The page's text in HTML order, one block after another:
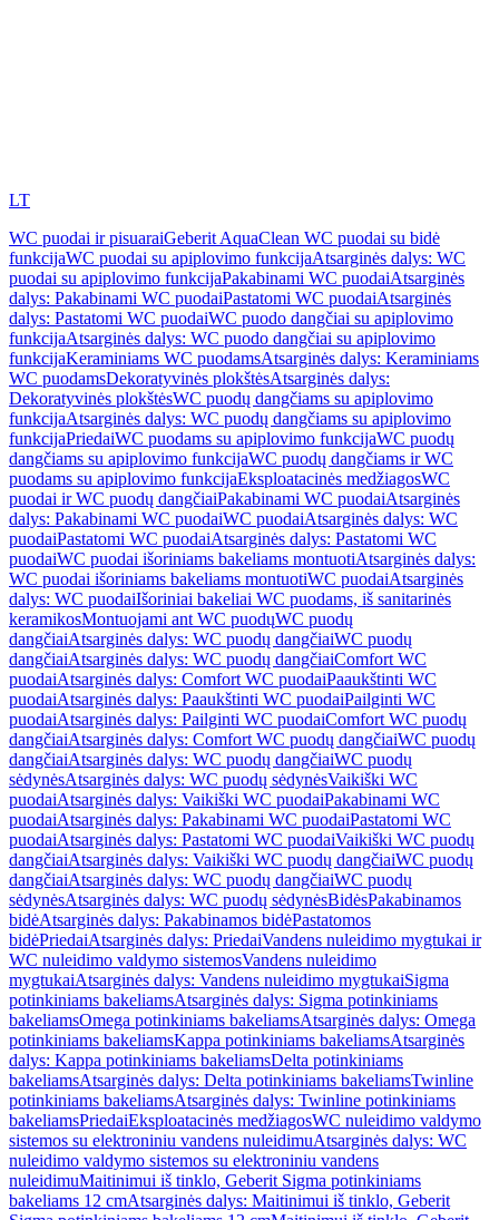
LT
WC puodai ir pisuaraiGeberit AquaClean WC puodai su bidė
funkcijaWC puodai su apiplovimo funkcijaAtsarginės dalys: WC
puodai su apiplovimo funkcijaPakabinami WC puodaiAtsarginės
dalys: Pakabinami WC puodaiPastatomi WC puodaiAtsarginės
dalys: Pastatomi WC puodaiWC puodo dangčiai su apiplovimo
funkcijaAtsarginės dalys: WC puodo dangčiai su apiplovimo
funkcijaKeraminiams WC puodamsAtsarginės dalys: Keraminiams
WC puodamsDekoratyvinės plokštėsAtsarginės dalys:
Dekoratyvinės plokštėsWC puodų dangčiams su apiplovimo
funkcijaAtsarginės dalys: WC puodų dangčiams su apiplovimo
funkcijaPriedaiWC puodams su apiplovimo funkcijaWC puodų
dangčiams su apiplovimo funkcijaWC puodų dangčiams ir WC
puodams su apiplovimo funkcijaEksploatacinės medžiagosWC
puodai ir WC puodų dangčiaiPakabinami WC puodaiAtsarginės
dalys: Pakabinami WC puodaiWC puodaiAtsarginės dalys: WC
puodaiPastatomi WC puodaiAtsarginės dalys: Pastatomi WC
puodaiWC puodai išoriniams bakeliams montuotiAtsarginės dalys:
WC puodai išoriniams bakeliams montuotiWC puodaiAtsarginės
dalys: WC puodaiIšoriniai bakeliai WC puodams, iš sanitarinės
keramikosMontuojami ant WC puodųWC puodų
dangčiaiAtsarginės dalys: WC puodų dangčiaiWC puodų
dangčiaiAtsarginės dalys: WC puodų dangčiaiComfort WC
puodaiAtsarginės dalys: Comfort WC puodaiPaaukštinti WC
puodaiAtsarginės dalys: Paaukštinti WC puodaiPailginti WC
puodaiAtsarginės dalys: Pailginti WC puodaiComfort WC puodų
dangčiaiAtsarginės dalys: Comfort WC puodų dangčiaiWC puodų
dangčiaiAtsarginės dalys: WC puodų dangčiaiWC puodų
sėdynėsAtsarginės dalys: WC puodų sėdynėsVaikiški WC
puodaiAtsarginės dalys: Vaikiški WC puodaiPakabinami WC
puodaiAtsarginės dalys: Pakabinami WC puodaiPastatomi WC
puodaiAtsarginės dalys: Pastatomi WC puodaiVaikiški WC puodų
dangčiaiAtsarginės dalys: Vaikiški WC puodų dangčiaiWC puodų
dangčiaiAtsarginės dalys: WC puodų dangčiaiWC puodų
sėdynėsAtsarginės dalys: WC puodų sėdynėsBidėsPakabinamos
bidėAtsarginės dalys: Pakabinamos bidėPastatomos
bidėPriedaiAtsarginės dalys: PriedaiVandens nuleidimo mygtukai ir
WC nuleidimo valdymo sistemosVandens nuleidimo
mygtukaiAtsarginės dalys: Vandens nuleidimo mygtukaiSigma
potinkiniams bakeliamsAtsarginės dalys: Sigma potinkiniams
bakeliamsOmega potinkiniams bakeliamsAtsarginės dalys: Omega
potinkiniams bakeliamsKappa potinkiniams bakeliamsAtsarginės
dalys: Kappa potinkiniams bakeliamsDelta potinkiniams
bakeliamsAtsarginės dalys: Delta potinkiniams bakeliamsTwinline
potinkiniams bakeliamsAtsarginės dalys: Twinline potinkiniams
bakeliamsPriedaiEksploatacinės medžiagosWC nuleidimo valdymo
sistemos su elektroniniu vandens nuleidimuAtsarginės dalys: WC
nuleidimo valdymo sistemos su elektroniniu vandens
nuleidimuMaitinimui iš tinklo, Geberit Sigma potinkiniams
bakeliams 12 cmAtsarginės dalys: Maitinimui iš tinklo, Geberit